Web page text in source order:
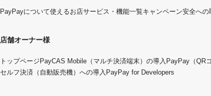
PayPayについて使えるお店サービス・機能一覧キャンペーン安全への
店舗オーナー様
トップページ PayCAS Mobile（マルチ決済端末）の導入 PayPay（QR
セルフ決済（自動販売機）への導入 PayPay for Developers